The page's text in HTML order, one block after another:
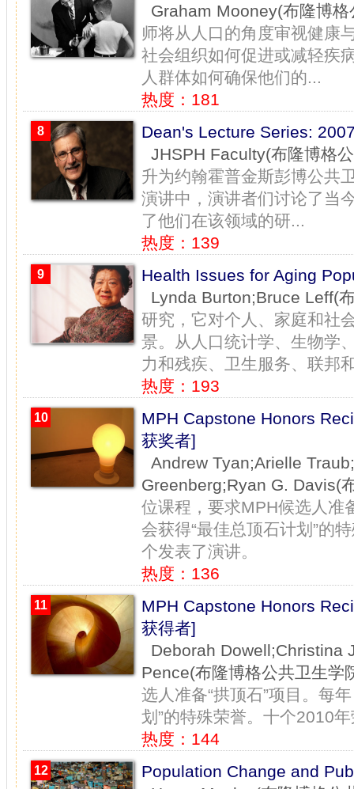
Graham Mooney(布隆博
师将从人口的角度审视健康
社会组织如何促进或减轻疾
人群体如何确保他们的...
热度：181
8
Dean's Lecture Series:
JHSPH Faculty(布隆博格
升为约翰霍普金斯彭博公共
演讲中，演讲者们讨论了当
了他们在该领域的研...
热度：139
9
Health Issues for Aging
Lynda Burton;Bruce Leff(
研究，它对个人、家庭和社
景。从人口统计学、生物学
力和残疾、卫生服务、联邦
热度：193
10
MPH Capstone Honors
获奖者]
Andrew Tyan;Arielle
Greenberg;Ryan G. Davis(
位课程，要求MPH候选人准
会获得“最佳总顶石计划”的
个发表了演讲。
热度：136
11
MPH Capstone Honors
获得者]
Deborah Dowell;Christina
Pence(布隆博格公共卫生学
选人准备“拱顶石”项目。每
划”的特殊荣誉。十个2010
热度：144
12
Population Change and